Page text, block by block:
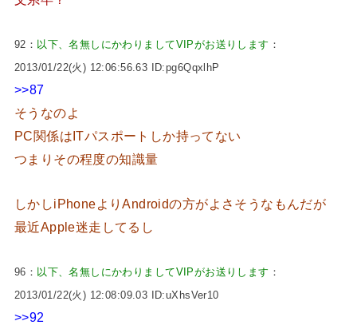
92： 以下、名無しにかわりましてVIPがお送りします ：
2013/01/22(火) 12:06:56.63 ID:pg6QqxlhP
>>87
そうなのよ
PC関係はITパスポートしか持ってない
つまりその程度の知識量
しかしiPhoneよりAndroidの方がよさそうなもんだが
最近Apple迷走してるし
96： 以下、名無しにかわりましてVIPがお送りします ：
2013/01/22(火) 12:08:09.03 ID:uXhsVer10
>>92